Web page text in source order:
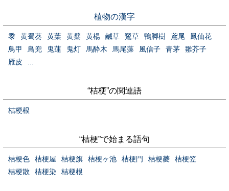
植物の漢字
黍 黄蜀葵 黄葉 黄檗 黄楊 鹹草 鷺草 鴨脚樹 鳶尾
鳳仙花
鳥甲
鳥兜 鬼蓮 鬼灯 馬酔木 馬尾藻 風信子 青茅
雛芥子
雁皮
“桔梗”の関連語
桔梗根
“桔梗”で始まる語句
桔梗色 桔梗屋 桔梗旗 桔梗ヶ池 桔梗門 桔梗菱
桔梗笠
桔梗散
桔梗染 桔梗根